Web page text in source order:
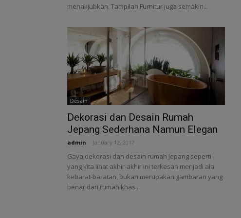
menakjubkan. Tampilan Furnitur juga semakin...
Desain
Dekorasi dan Desain Rumah
Jepang Sederhana Namun Elegan
admin January 12, 2017
Gaya dekorasi dan desain rumah Jepang seperti
yang kita lihat akhir-akhir ini terkesan menjadi ala
kebarat-baratan, bukan merupakan gambaran yang
benar dari rumah khas...